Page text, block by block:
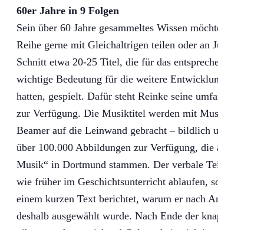
60er Jahre in 9 Folgen
Sein über 60 Jahre gesammeltes Wissen möchte
Reihe gerne mit Gleichaltrigen teilen oder an Jüngere
Schnitt etwa 20-25 Titel, die für das entsprechende Jahr
wichtige Bedeutung für die weitere Entwicklung der
hatten, gespielt. Dafür steht Reinke seine umfangreiche
zur Verfügung. Die Musiktitel werden mit Musikerfotos,
Beamer auf die Leinwand gebracht – bildlich
über 100.000 Abbildungen zur Verfügung, die auch
Musik“ in Dortmund stammen. Der verbale Teil der
wie früher im Geschichtsunterricht ablaufen, sondern
einem kurzen Text berichtet, warum er nach Ansicht des
deshalb ausgewählt wurde. Nach Ende der knapp